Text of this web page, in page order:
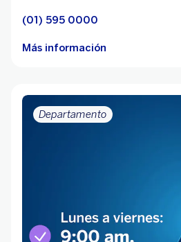
(01) 595 0000
Más información
Departamento